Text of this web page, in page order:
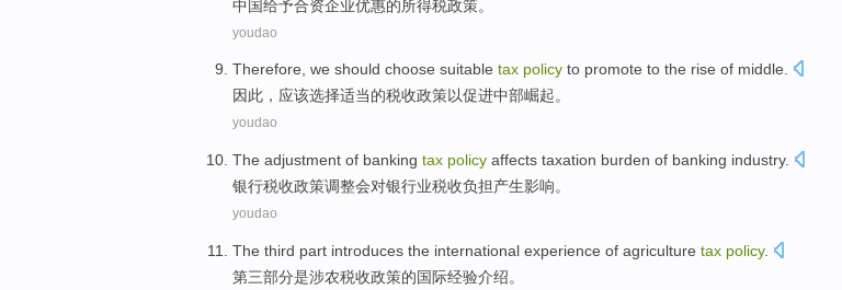
中国给予合资企业优惠的所得税政策。
youdao
Therefore, we should choose suitable tax policy to promote to the rise of middle.
因此 ， 应该选择适当的税收政策以促进中部崛起。
youdao
The adjustment of banking tax policy affects taxation burden of banking industry.
银行税收政策调整会对银行业税收负担产生影响。
youdao
The third part introduces the international experience of agriculture tax policy.
第三部分是涉农税收政策的国际经验介绍。